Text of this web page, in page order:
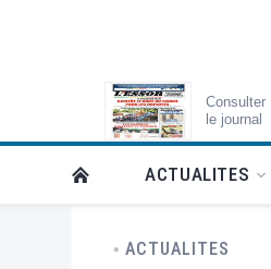
Consulter
le journal
RETOUR À LA PAGE
ACTUALITES
ACTUALITES